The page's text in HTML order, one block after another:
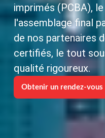
imprimés (PCBA),
l'assemblage final
de nos partenaires
certifiés, le tout
qualité rigoureux.
Obtenir un rendez-vous